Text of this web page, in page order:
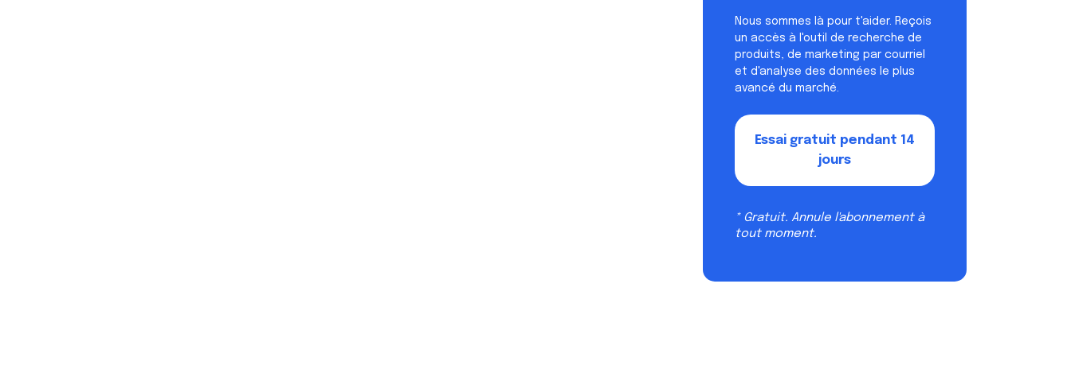
Nous sommes là pour t'aider. Reçois
un accès à l'outil de recherche de
produits, de marketing par courriel
et d'analyse des données le plus
avancé du marché.
Essai gratuit pendant 14
jours
* Gratuit. Annule l'abonnement à
tout moment.